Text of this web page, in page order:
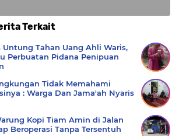
Terkait
Untung Tahan Uang Ahli Waris,
Perbuatan Pidana Penipuan
Tidak Memahami
: Warga Dan Jama'ah Nyaris
Kopi Tiam Amin di Jalan
Beroperasi Tanpa Tersentuh